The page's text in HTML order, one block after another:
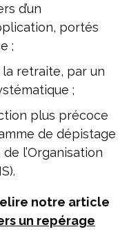
d’un
portés
;
retraite, par un
;
plus précoce
de dépistage
l’Organisation
notre article
un repérage